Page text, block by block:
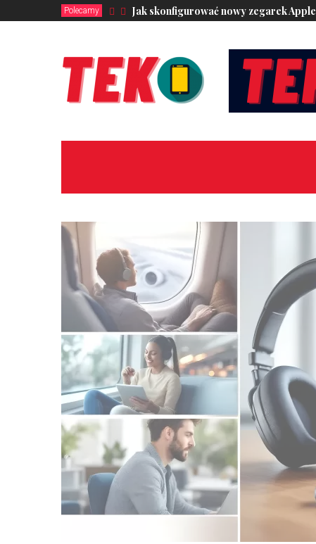
Polecamy Jak skonfigurować nowy zegarek Apple